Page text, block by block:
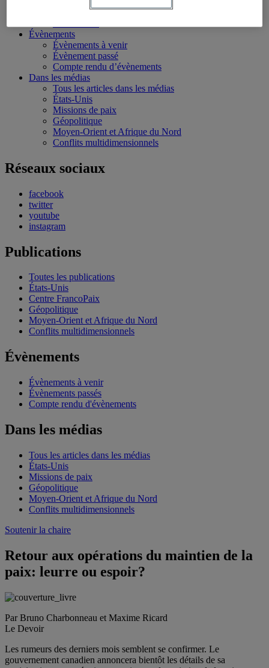
Bourses et stages
Évènements
Évènements à venir
Évènement passé
Compte rendu d’évènements
Dans les médias
Tous les articles dans les médias
États-Unis
Missions de paix
Géopolitique
Moyen-Orient et Afrique du Nord
Conflits multidimensionnels
Réseaux sociaux
facebook
twitter
youtube
instagram
Publications
Toutes les publications
États-Unis
Centre FrancoPaix
Géopolitique
Moyen-Orient et Afrique du Nord
Conflits multidimensionnels
Évènements
Évènements à venir
Évènements passés
Compte rendu d'évènements
Dans les médias
Tous les articles dans les médias
États-Unis
Missions de paix
Géopolitique
Moyen-Orient et Afrique du Nord
Conflits multidimensionnels
Soutenir la chaire
Retour aux opérations du maintien de la
paix: leurre ou espoir?
Par Bruno Charbonneau et Maxime Ricard
Le Devoir
Les rumeurs des derniers mois semblent se confirmer. Le
gouvernement canadien annoncera bientôt les détails de sa